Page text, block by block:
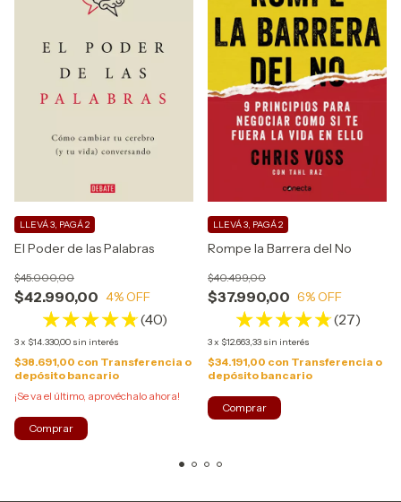
El Poder de las Palabras
$42.990,00
$45.000,00
4% OFF
(40)
3x $14.330,00 sin interés
LLEVÁ 3, PAGÁ 2
$38.691,00 con Transferencia o
depósito bancario
¡Se va el último, aprovéchalo ahora!
Rompe la Barrera del No
$37.990,00
$40.499,00
6% OFF
(27)
3x $12.663,33 sin interés
LLEVÁ 3, PAGÁ 2
$34.191,00 con Transferencia o
depósito bancario